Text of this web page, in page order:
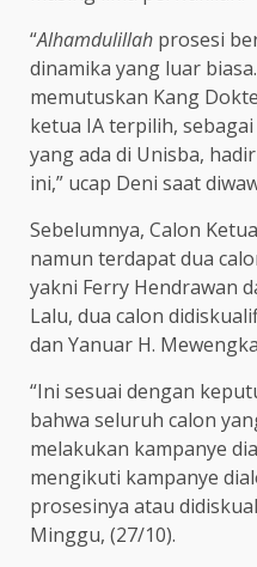
“Alhamdulillah prosesi
dinamika yang luar
memutuskan Kang
ketua IA terpilih,
yang ada di Unisba,
ini,” ucap Deni saat
Sebelumnya, Calon
namun terdapat dua
yakni Ferry Hendrawan
Lalu, dua calon
dan Yanuar H.
“Ini sesuai dengan
bahwa seluruh calon
melakukan kampanye
mengikuti kampanye
prosesinya atau
Minggu, (27/10).